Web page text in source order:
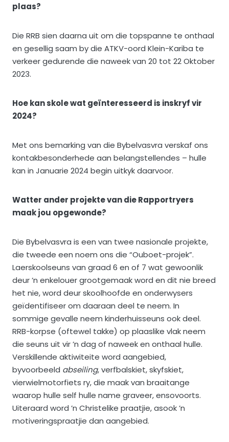
plaas?
Die RRB sien daarna uit om die topspanne te onthaal
en gesellig saam by die ATKV-oord Klein-Kariba te
verkeer gedurende die naweek van 20 tot 22 Oktober
2023.
Hoe kan skole wat geïnteresseerd is inskryf vir
2024?
Met ons bemarking van die Bybelvasvra verskaf ons
kontakbesonderhede aan belangstellendes – hulle
kan in Januarie 2024 begin uitkyk daarvoor.
Watter ander projekte van die Rapportryers
maak jou opgewonde?
Die Bybelvasvra is een van twee nasionale projekte,
die tweede een noem ons die “Ouboet-projek”.
Laerskoolseuns van graad 6 en of 7 wat gewoonlik
deur ’n enkelouer grootgemaak word en dit nie breed
het nie, word deur skoolhoofde en onderwysers
geïdentifiseer om daaraan deel te neem. In
sommige gevalle neem kinderhuisseuns ook deel.
RRB-korpse (oftewel takke) op plaaslike vlak neem
die seuns uit vir ’n dag of naweek en onthaal hulle.
Verskillende aktiwiteite word aangebied,
byvoorbeeld abseiling, verfbalskiet, skyfskiet,
vierwielmotorfiets ry, die maak van braaitange
waarop hulle self hulle name graveer, ensovoorts.
Uiteraard word ’n Christelike praatjie, asook ’n
motiveringspraatjie dan aangebied.